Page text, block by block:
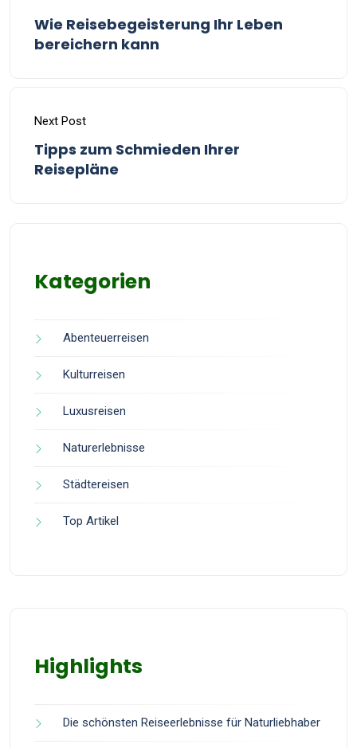
Wie Reisebegeisterung Ihr Leben
bereichern kann
Next Post
Tipps zum Schmieden Ihrer
Reisepläne
Kategorien
Abenteuerreisen
Kulturreisen
Luxusreisen
Naturerlebnisse
Städtereisen
Top Artikel
Highlights
Die schönsten Reiseerlebnisse für Naturliebhaber